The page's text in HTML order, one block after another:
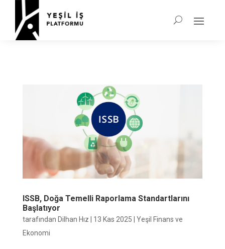
ISSB, Doğa Temelli Raporlama Standartlarını
Başlatıyor
tarafından Dilhan Hız 13 Kas 2025
Yeşil Finans ve
Ekonomi